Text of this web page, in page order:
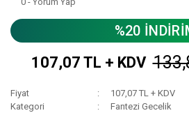
%20
107,07 TL + KDV
Fiyat
107,07 TL + KDV
Kategori
Fantezi Gecelik